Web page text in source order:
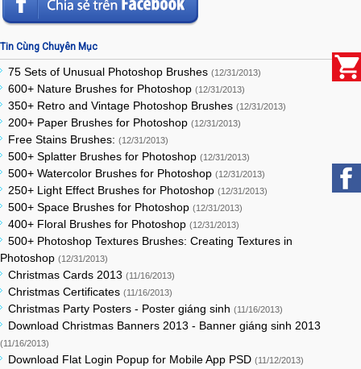
Tin Cùng Chuyên Mục
75 Sets of Unusual Photoshop Brushes (12/31/2013)
600+ Nature Brushes for Photoshop (12/31/2013)
350+ Retro and Vintage Photoshop Brushes (12/31/2013)
200+ Paper Brushes for Photoshop (12/31/2013)
Free Stains Brushes: (12/31/2013)
500+ Splatter Brushes for Photoshop (12/31/2013)
500+ Watercolor Brushes for Photoshop (12/31/2013)
250+ Light Effect Brushes for Photoshop (12/31/2013)
500+ Space Brushes for Photoshop (12/31/2013)
400+ Floral Brushes for Photoshop (12/31/2013)
500+ Photoshop Textures Brushes: Creating Textures in
Photoshop (12/31/2013)
Christmas Cards 2013 (11/16/2013)
Christmas Certificates (11/16/2013)
Christmas Party Posters - Poster giáng sinh (11/16/2013)
Download Christmas Banners 2013 - Banner giáng sinh 2013
(11/16/2013)
Download Flat Login Popup for Mobile App PSD (11/12/2013)